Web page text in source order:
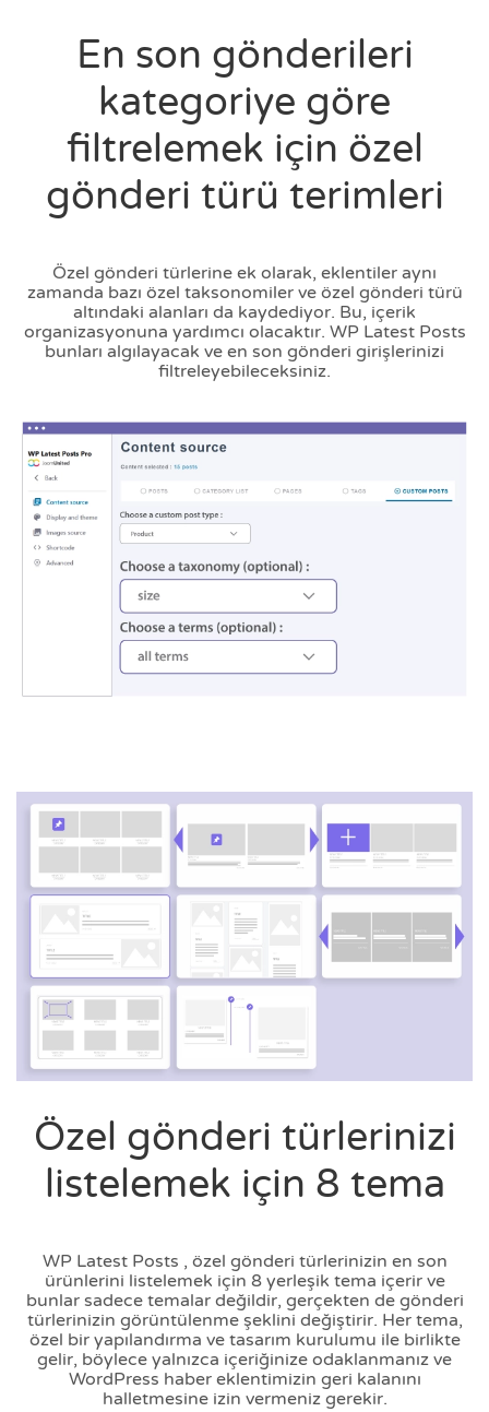
En son gönderileri
kategoriye göre
filtrelemek için özel
gönderi türü terimleri
Özel gönderi türlerine ek olarak, eklentiler aynı
zamanda bazı özel taksonomiler ve özel gönderi türü
altındaki alanları da kaydediyor. Bu, içerik
organizasyonuna yardımcı olacaktır. WP Latest Posts
bunları algılayacak ve en son gönderi girişlerinizi
filtreleyebileceksiniz.
Özel gönderi türlerinizi
listelemek için 8 tema
WP Latest Posts , özel gönderi türlerinizin en son
ürünlerini listelemek için 8 yerleşik tema içerir ve
bunlar sadece temalar değildir, gerçekten de gönderi
türlerinizin görüntülenme şeklini değiştirir. Her tema,
özel bir yapılandırma ve tasarım kurulumu ile birlikte
gelir, böylece yalnızca içeriğinize odaklanmanız ve
WordPress haber eklentimizin geri kalanını
halletmesine izin vermeniz gerekir.